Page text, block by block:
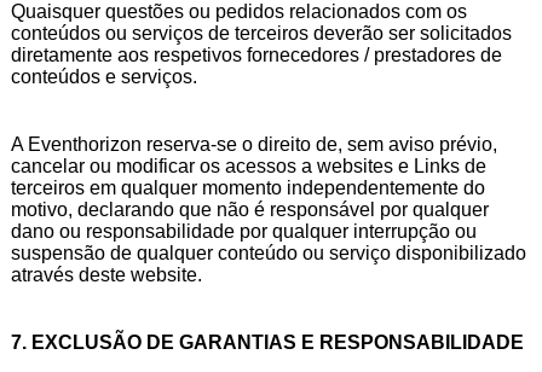
Quaisquer questões ou pedidos relacionados com os
conteúdos ou serviços de terceiros deverão ser solicitados
diretamente aos respetivos fornecedores / prestadores de
conteúdos e serviços.
A Eventhorizon reserva-se o direito de, sem aviso prévio,
cancelar ou modificar os acessos a websites e Links de
terceiros em qualquer momento independentemente do
motivo, declarando que não é responsável por qualquer
dano ou responsabilidade por qualquer interrupção ou
suspensão de qualquer conteúdo ou serviço disponibilizado
através deste website.
7. EXCLUSÃO DE GARANTIAS E RESPONSABILIDADE